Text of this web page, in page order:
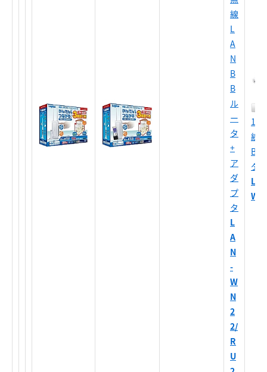
線
L
A
N
B
B
ル
ー
タ
+
ア
ダ
プ
タ
L
A
N
-
W
N
2
2/
R
U
線
BB
ダ